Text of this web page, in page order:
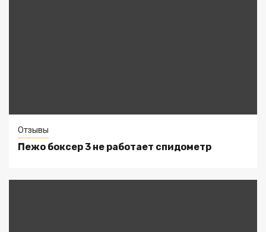
Отзывы
Пежо боксер 3 не работает спидометр